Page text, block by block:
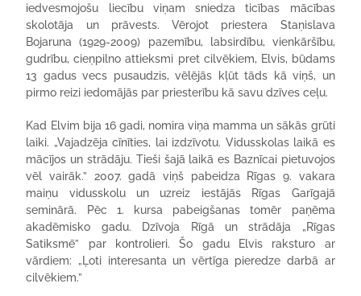
iedvesmojošu liecību viņam sniedza ticības mācības
skolotāja un prāvests. Vērojot priestera Staņislava
Bojaruna (1929-2009) pazemību, labsirdību, vienkāršību,
gudrību, cieņpilno attieksmi pret cilvēkiem, Elvis, būdams
13 gadus vecs pusaudzis, vēlējās kļūt tāds kā viņš, un
pirmo reizi iedomājās par priesterību kā savu dzīves ceļu.
Kad Elvim bija 16 gadi, nomira viņa mamma un sākās grūti
laiki. „Vajadzēja cīnīties, lai izdzīvotu. Vidusskolas laikā es
mācījos un strādāju. Tieši šajā laikā es Baznīcai pietuvojos
vēl vairāk.” 2007. gadā viņš pabeidza Rīgas 9. vakara
maiņu vidusskolu un uzreiz iestājās Rīgas Garīgajā
seminārā. Pēc 1. kursa pabeigšanas tomēr paņēma
akadēmisko gadu. Dzīvoja Rīgā un strādāja „Rīgas
Satiksmē” par kontrolieri. Šo gadu Elvis raksturo ar
vārdiem: „Ļoti interesanta un vērtīga pieredze darbā ar
cilvēkiem.”